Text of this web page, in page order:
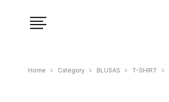
Category BLUSAS T-SHIRT